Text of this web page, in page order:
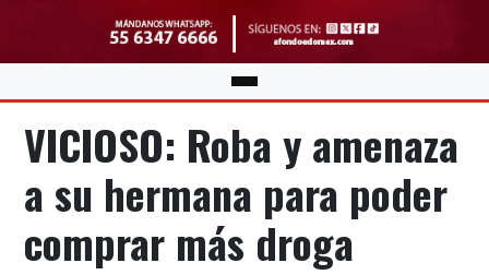
VICIOSO: Roba y amenaza
a su hermana para poder
comprar más droga